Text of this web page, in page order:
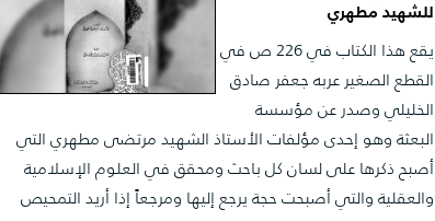
للشهيد مطهري
يقع هذا الكتاب في 226 ص في
القطع الصغير عربه جعفر صادق
الخليلي وصدر عن مؤسسة
البعثة وهو إحدى مؤلفات الأستاذ الشهيد مرتضى مطهري التي
أصبح ذكرها على لسان كل باحث ومحقق في العلوم الإسلامية
والعقلية والتي أصبحت حجة يرجع إليها ومرجعاً إذا أريد التمحيص